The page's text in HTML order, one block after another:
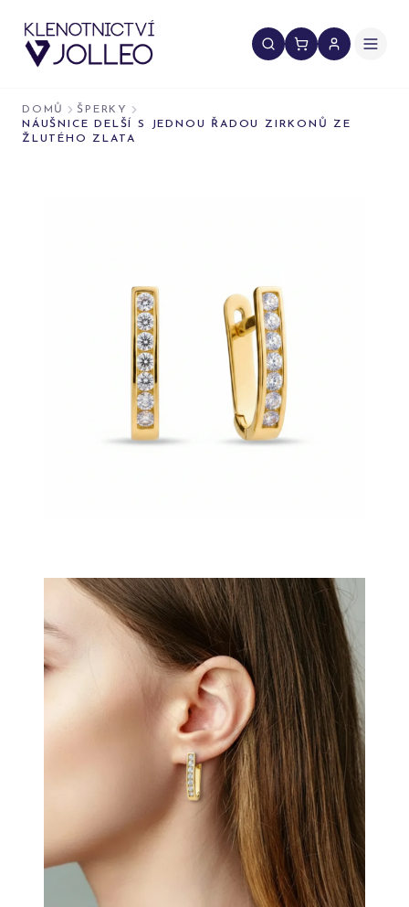
DOMŮ
ŠPERKY
NÁUŠNICE DELŠÍ S JEDNOU ŘADOU ZIRKONŮ ZE
ŽLUTÉHO ZLATA